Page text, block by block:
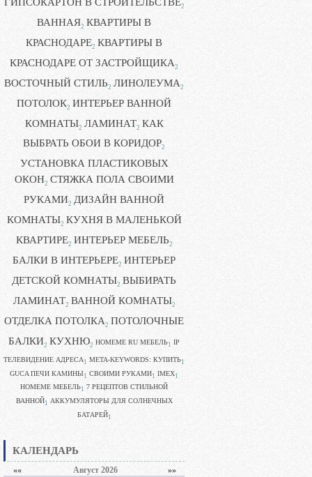
2
ВАННАЯ2 КВАРТИРЫ В
КРАСНОДАРЕ2 КВАРТИРЫ В
КРАСНОДАРЕ ОТ ЗАСТРОЙЩИКА2
ВОСТОЧНЫЙ СТИЛЬ2 ЛИНОЛЕУМА2
ПОТОЛОК2 ИНТЕРЬЕР ВАННОЙ
КОМНАТЫ2 ЛАМИНАТ2 КАК
ВЫБРАТЬ ОБОИ В КОРИДОР2
УСТАНОВКА ПЛАСТИКОВЫХ
ОКОН2 СТЯЖКА ПОЛА СВОИМИ
РУКАМИ2 ДИЗАЙН ВАННОЙ
КОМНАТЫ2 КУХНЯ В МАЛЕНЬКОЙ
КВАРТИРЕ2 ИНТЕРЬЕР МЕБЕЛЬ2
БАЛКИ В ИНТЕРЬЕРЕ2 ИНТЕРЬЕР
ДЕТСКОЙ КОМНАТЫ2 ВЫБИРАТЬ
ЛАМИНАТ2 ВАННОЙ КОМНАТЫ2
ОТДЕЛКА ПОТОЛКА2 ПОТОЛОЧНЫЕ
БАЛКИ2 КУХНЮ2 HOMEME RU МЕБЕЛЬ1 IP
ТЕЛЕВИДЕНИЕ АДРЕСА1 META-KEYWORDS: КУПИТЬ1
GUCA ПЕЧИ КАМИНЫ1 CВОИМИ РУКАМИ1 IMEX1
HOMEME МЕБЕЛЬ1 7 РЕЦЕПТОВ СТИЛЬНОЙ
ВАННОЙ1 АККУМУЛЯТОРЫ ДЛЯ СОЛНЕЧНЫХ
БАТАРЕЙ1
КАЛЕНДАРЬ
«« Август 2026 »»